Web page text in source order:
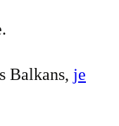
Balkans, je